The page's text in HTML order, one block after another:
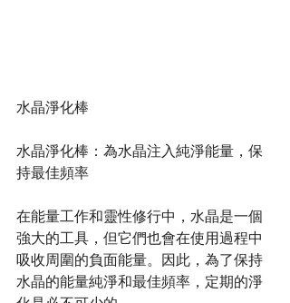
水晶淨化棒
水晶淨化棒：為水晶注入純淨能量，保
持最佳頻率
在能量工作和靈性修行中，水晶是一個
強大的工具，但它們也會在使用過程中
吸收周圍的負面能量。因此，為了保持
水晶的能量純淨和最佳頻率，定期的淨